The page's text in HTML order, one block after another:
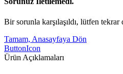
Bir sorunla karşılaşıldı, lütfen tekrar
Tamam, Anasayfaya Dön
ButtonIcon
Ürün Açıklamaları